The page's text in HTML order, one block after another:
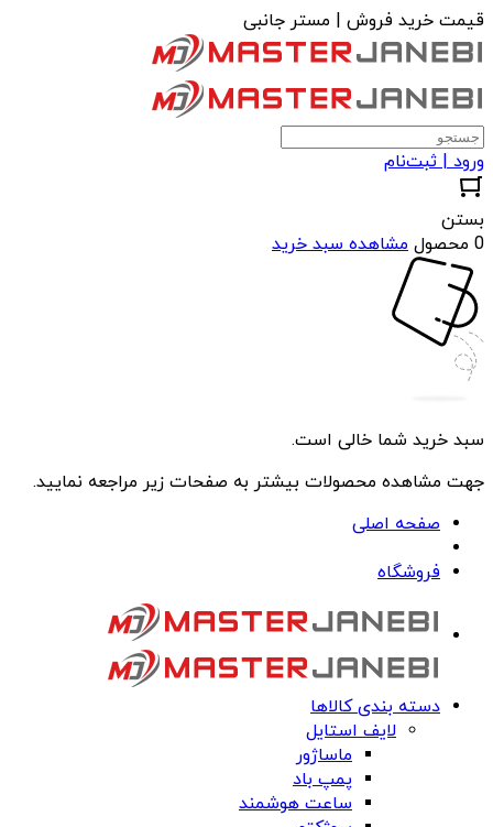
قیمت خرید فروش | مستر جانبی
ورود | ثبت‌نام
بستن
0 محصول
مشاهده سبد خرید
سبد خرید شما خالی است.
جهت مشاهده محصولات بیشتر به صفحات زیر مراجعه نمایید.
صفحه اصلی
فروشگاه
دسته بندی کالاها
لایف استایل
ماساژور
پمپ باد
ساعت هوشمند